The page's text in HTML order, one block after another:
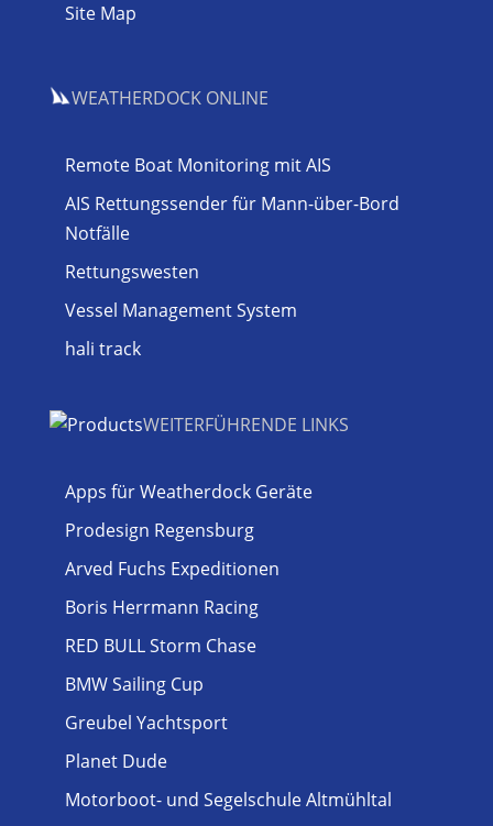
Site Map
WEATHERDOCK ONLINE
Remote Boat Monitoring mit AIS
AIS Rettungssender für Mann-über-Bord
Notfälle
Rettungswesten
Vessel Management System
hali track
WEITERFÜHRENDE LINKS
Apps für Weatherdock Geräte
Prodesign Regensburg
Arved Fuchs Expeditionen
Boris Herrmann Racing
RED BULL Storm Chase
BMW Sailing Cup
Greubel Yachtsport
Planet Dude
Motorboot- und Segelschule Altmühltal